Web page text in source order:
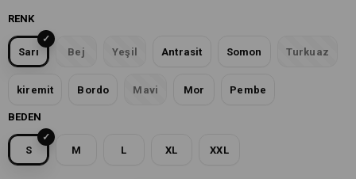
RENK
Sarı Bej Yeşil Antrasit Somon Turkuaz
kiremit Bordo Mavi Mor Pembe
BEDEN
S M L XL XXL